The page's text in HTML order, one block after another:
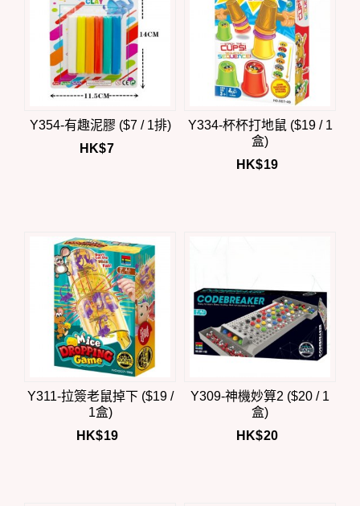
Y354-有趣泥膠 ($7 / 1排)
HK$7
Y334-杯杯打地鼠 ($19 / 1
盒)
HK$19
Y311-拉簽老鼠掉下 ($19 /
1盒)
HK$19
Y309-神機妙算2 ($20 / 1
盒)
HK$20